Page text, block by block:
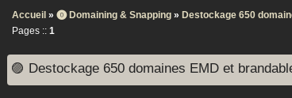
Accueil » ⓿ Domaining & Snapping » Destockage 650
Pages :: 1
🟣 Destockage 650 domaines EMD et